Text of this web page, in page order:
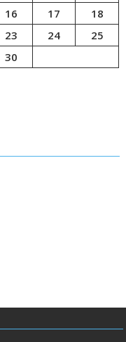
16 17
18
23 24
25
30